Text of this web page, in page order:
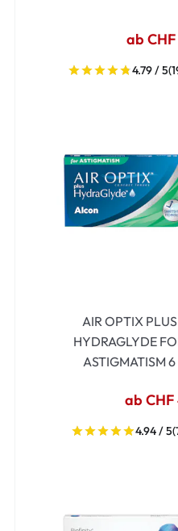
ab
4.79 / 5
AIR OPTIX PLUS
HYDRAGLYDE
ASTIGMATISM 6
ab
4.94 / 5